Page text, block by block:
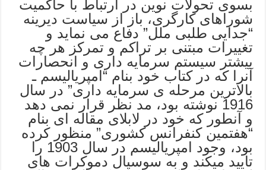
بسوی تحولات نوین در ارتباط با حاکمیت
شوراهای کارگری، باز از سیاست دیرینه
“جدایی طلبی ملل” دفاع می نماید و
تغییرات مبتنی بر تراکم و تمرکز هر چه
بیشتر سیستم سرمایه داری و انحصارات
آنرا که در کتاب خود بنام “امپریالیسم ـ
بالاترین مرحله ی سرمایه داری” در سال
1916 نوشته بود، مد نظر قرار نمی دهد
و آنطور که خود در لابلای مقاله ای بنام
“هفتمین کنفرانس کشوری” منظور کرده
بود، وجود امپریالیسم در سال 1903 را
تایید میکند و به سوسیال دموکرات های